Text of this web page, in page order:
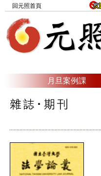
回元照首頁
月旦案例課